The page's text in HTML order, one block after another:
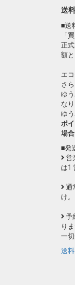
送
■送
「
正
額
エ
さ
ゆ
なり
ゆ
ポ
場
■発
営
は1
通
け。
予
り
一
送